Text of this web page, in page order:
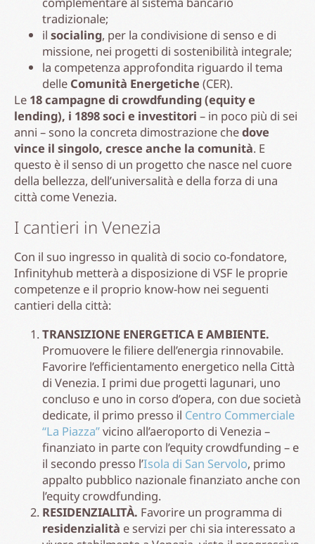
tradizionale;
il socialing, per la condivisione di senso e di
missione, nei progetti di sostenibilità integrale;
la competenza approfondita riguardo il tema
delle Comunità Energetiche (CER).
Le 18 campagne di crowdfunding (equity e
lending), i 1898 soci e investitori – in poco più di sei
anni – sono la concreta dimostrazione chedove
vince il singolo, cresce anche la comunità. E
questo è il senso di un progetto che nasce nel cuore
della bellezza, dell’universalità e della forza di una
città come Venezia.
I cantieri in Venezia
Con il suo ingresso in qualità di socio co-fondatore,
Infinityhub metterà a disposizione di VSF le proprie
competenze e il proprio know-how nei seguenti
cantieri della città:
TRANSIZIONE ENERGETICA E AMBIENTE.
Promuovere le filiere dell’energia rinnovabile.
Favorire l’efficientamento energetico nella Città
di Venezia. I primi due progetti lagunari, uno
concluso e uno in corso d’opera, con due società
dedicate, il primo presso il Centro Commerciale
“La Piazza”vicino all’aeroporto di Venezia –
finanziato in parte con l’equity crowdfunding – e
il secondo presso l’Isola di San Servolo, primo
appalto pubblico nazionale finanziato anche con
l’equity crowdfunding.
RESIDENZIALITÀ. Favorire un programma di
residenzialità e servizi per chi sia interessato a